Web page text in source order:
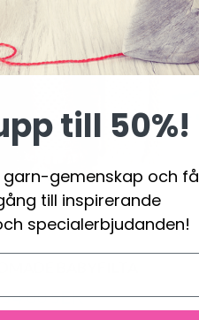
SEK
till 50%!
garn-gemenskap och få
till inspirerande
specialerbjudanden!